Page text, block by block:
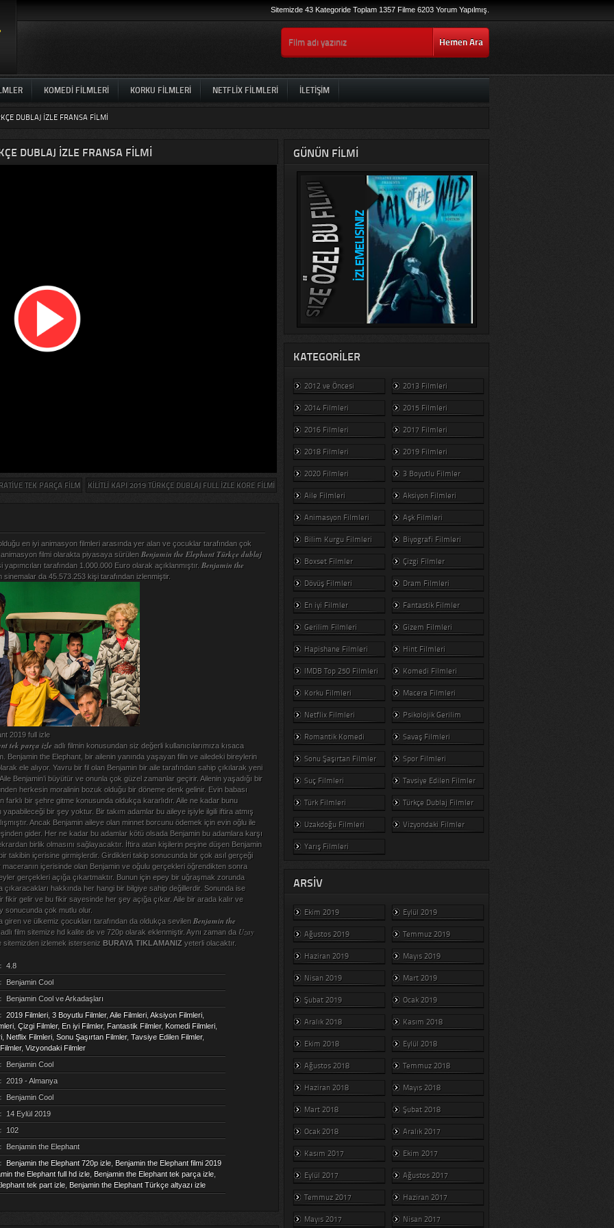
Sitemizde 43 Kategoride Toplam 1357 Filme 6203 Yorum Yapılmış.
Hemen Ara
KOMEDI FILMLERI KORKU FILMLERI NETFLIX FILMLERI İLETIŞIM
DUBLAJ IZLE FRANSA FILMI
DUBLAJ IZLE FRANSA FILMI
KILITLI KAPI 2019 TÜRKÇE DUBLAJ FULL IZLE KORE FILMI
TEK PARÇA FILM
en iyi animasyon filmleri arasında yer alan ve çocuklar tarafından çok
filmi olarakta piyasaya sürülen Benjamin the Elephant Türkçe dublaj
tarafından 1.000.000 Euro olarak açıklanmıştır. Benjamin the
sinemalar da 45.573.253 kişi tarafından izlenmiştir.
2019 full izle
tek parça izleadlı filmin konusundan siz değerli kullanıcılarımıza kısaca
Benjamin the Elephant, bir ailenin yanında yaşayan filin ve ailedeki bireylerin
ele alıyor. Yavru bir fil olan Benjamin bir aile tarafından sahip çıkılarak yeni
Benjamin’i büyütür ve onunla çok güzel zamanlar geçirir. Ailenin yaşadığı bir
herkesin moralinin bozuk olduğu bir döneme denk gelinir. Evin babası
farklı bir şehre gitme konusunda oldukça kararlıdır. Aile ne kadar bunu
yapabileceği bir şey yoktur. Bir takım adamlar bu aileye işiyle ilgili iftira atmış
Ancak Benjamin aileye olan minnet borcunu ödemek için evin oğlu ile
gider. Her ne kadar bu adamlar kötü olsada Benjamin bu adamlara karşı
birlik olmasını sağlayacaktır. İftira atan kişilerin peşine düşen Benjamin
takibin içerisine girmişlerdir. Girdikleri takip sonucunda bir çok asıl gerçeği
içerisinde olan Benjamin ve oğulu gerçekleri öğrendikten sonra
gerçekleri açığa çıkartmaktır. Bunun için epey bir uğraşmak zorunda
çıkaracakları hakkında her hangi bir bilgiye sahip değillerdir. Sonunda ise
fikir gelir ve bu fikir sayesinde her şey açığa çıkar. Aile bir arada kalır ve
sonucunda çok mutlu olur.
giren ve ülkemiz çocukları tarafından da oldukça sevilen Benjamin the
film sitemize hd kalite de ve 720p olarak eklenmiştir. Aynı zaman da Uzay
sitemizden izlemek isterseniz BURAYA TIKLAMANIZyeterli olacaktır.
: 4.8
:
Benjamin Cool
:
Benjamin Cool ve Arkadaşları
: 2019 Filmleri, 3 Boyutlu Filmler, Aile Filmleri, Aksiyon Filmleri,
, Çizgi Filmler, En iyi Filmler, Fantastik Filmler, Komedi Filmleri,
, Netflix Filmleri, Sonu Şaşırtan Filmler, Tavsiye Edilen Filmler,
, Vizyondaki Filmler
:
Benjamin Cool
: 2019 - Almanya
:
Benjamin Cool
: 14 Eylül 2019
: 102
:
Benjamin the Elephant
: Benjamin the Elephant 720p izle, Benjamin the Elephant filmi 2019
the Elephant full hd izle, Benjamin the Elephant tek parça izle,
tek part izle, Benjamin the Elephant Türkçe altyazı izle
GÜNÜN FILMI
KATEGORILER
2012 ve Öncesi 2013 Filmleri
2014 Filmleri 2015 Filmleri
2016 Filmleri 2017 Filmleri
2018 Filmleri 2019 Filmleri
2020 Filmleri 3 Boyutlu Filmler
Aile Filmleri Aksiyon Filmleri
Animasyon Filmleri Aşk Filmleri
Bilim Kurgu Filmleri Biyografi Filmleri
Boxset Filmler Çizgi Filmler
Dövüş Filmleri Dram Filmleri
En iyi Filmler Fantastik Filmler
Gerilim Filmleri Gizem Filmleri
Hapishane Filmleri Hint Filmleri
IMDB Top 250 Filmleri Komedi Filmleri
Korku Filmleri Macera Filmleri
Netflix Filmleri Psikolojik Gerilim
Romantik Komedi Savaş Filmleri
Sonu Şaşırtan Filmler Spor Filmleri
Suç Filmleri Tavsiye Edilen Filmler
Türk Filmleri Türkçe Dublaj Filmler
Uzakdoğu Filmleri Vizyondaki Filmler
Yarış Filmleri
ARSIV
Ekim 2019 Eylül 2019
Ağustos 2019 Temmuz 2019
Haziran 2019 Mayıs 2019
Nisan 2019 Mart 2019
Şubat 2019 Ocak 2019
Aralık 2018 Kasım 2018
Ekim 2018 Eylül 2018
Ağustos 2018 Temmuz 2018
Haziran 2018 Mayıs 2018
Mart 2018 Şubat 2018
Ocak 2018 Aralık 2017
Kasım 2017 Ekim 2017
Eylül 2017 Ağustos 2017
Temmuz 2017 Haziran 2017
Mayıs 2017 Nisan 2017